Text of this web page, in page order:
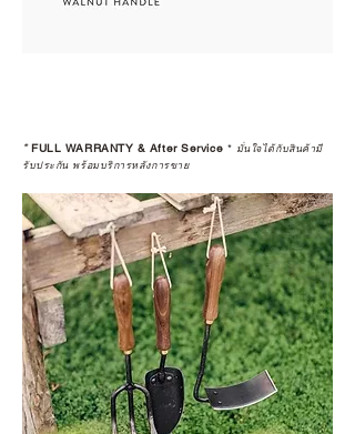
*FULL WARRANTY & After Service * มั่นใจได้กับสินค้ามี
รับประกัน พร้อมบริการหลังการขาย